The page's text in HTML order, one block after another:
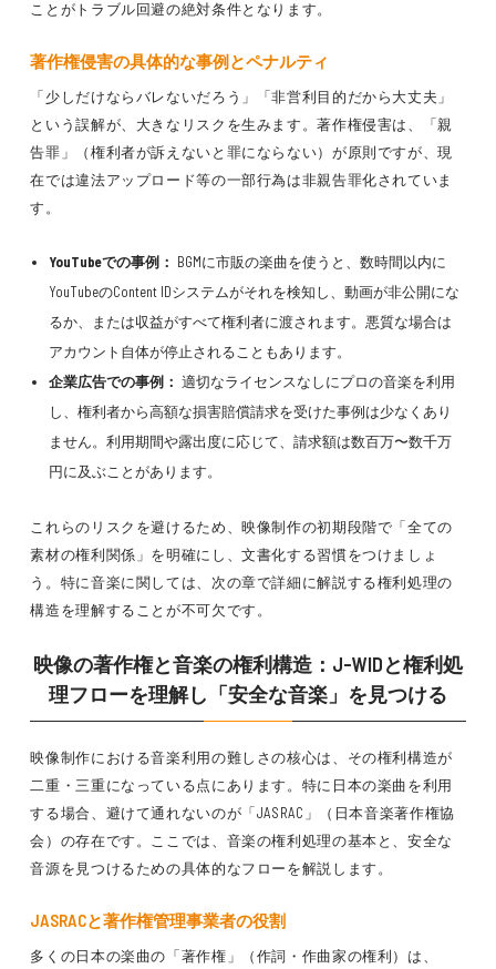
ことがトラブル回避の絶対条件となります。
著作権侵害の具体的な事例とペナルティ
「少しだけならバレないだろう」「非営利目的だから大丈夫」
という誤解が、大きなリスクを生みます。著作権侵害は、「親
告罪」（権利者が訴えないと罪にならない）が原則ですが、現
在では違法アップロード等の一部行為は非親告罪化されていま
す。
YouTubeでの事例： BGMに市販の楽曲を使うと、数時間以内に
YouTubeのContent IDシステムがそれを検知し、動画が非公開にな
るか、または収益がすべて権利者に渡されます。悪質な場合は
アカウント自体が停止されることもあります。
企業広告での事例： 適切なライセンスなしにプロの音楽を利用
し、権利者から高額な損害賠償請求を受けた事例は少なくあり
ません。利用期間や露出度に応じて、請求額は数百万〜数千万
円に及ぶことがあります。
これらのリスクを避けるため、映像制作の初期段階で「全ての
素材の権利関係」を明確にし、文書化する習慣をつけましょ
う。特に音楽に関しては、次の章で詳細に解説する権利処理の
構造を理解することが不可欠です。
映像の著作権と音楽の権利構造：J-WIDと権利処
理フローを理解し「安全な音楽」を見つける
映像制作における音楽利用の難しさの核心は、その権利構造が
二重・三重になっている点にあります。特に日本の楽曲を利用
する場合、避けて通れないのが「JASRAC」（日本音楽著作権協
会）の存在です。ここでは、音楽の権利処理の基本と、安全な
音源を見つけるための具体的なフローを解説します。
JASRACと著作権管理事業者の役割
多くの日本の楽曲の「著作権」（作詞・作曲家の権利）は、